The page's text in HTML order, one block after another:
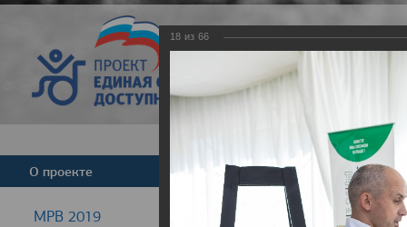
Версия для
О проекте Команда Новости
МРВ 2019
18 из 66